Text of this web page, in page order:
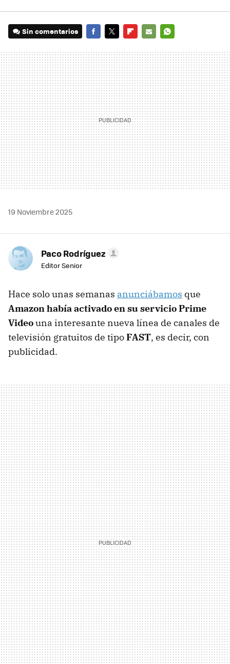
Sin comentarios
MAIL
19 Noviembre 2025
Paco Rodríguez
Editor Senior
Hace solo unas semanas anunciábamos que
Amazon había activado en su servicio Prime
Videouna interesante nueva línea de canales de
televisión gratuitos de tipoFAST, es decir, con
publicidad.